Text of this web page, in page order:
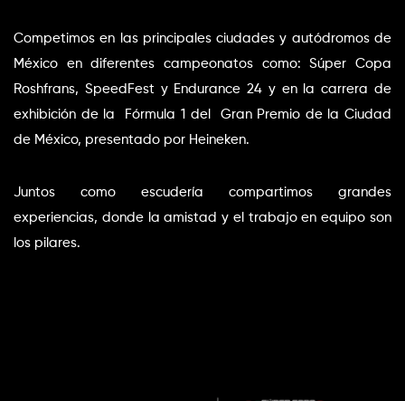
Competimos en las principales ciudades y autódromos de
México en diferentes campeonatos como: Súper Copa
Roshfrans, SpeedFest y Endurance 24 y en la carrera de
exhibición de la  Fórmula 1 del  Gran Premio de la Ciudad
de México, presentado por Heineken.
Juntos como escudería compartimos grandes
experiencias, donde la amistad y el trabajo en equipo son
los pilares.